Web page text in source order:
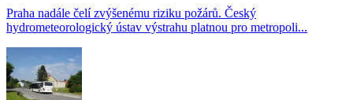
Praha nadále čelí zvýšenému riziku požárů. Český
hydrometeorologický ústav výstrahu platnou pro metropoli...